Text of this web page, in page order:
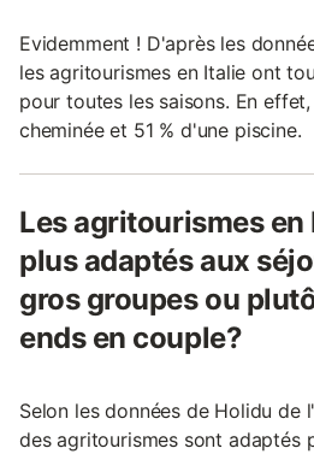
Evidemment ! D'après les
les agritourismes en Italie ont
pour toutes les saisons. En
cheminée et 51 % d'une piscine.
Les agritourismes
plus adaptés aux
gros groupes ou
ends en couple?
Selon les données de Holidu de
des agritourismes sont adaptés